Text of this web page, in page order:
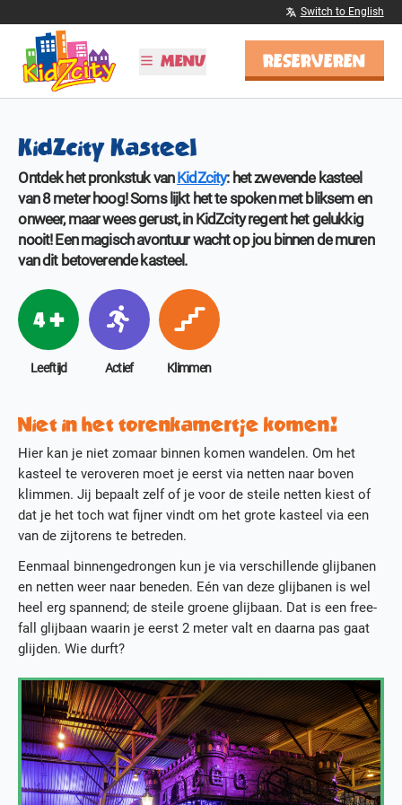
Switch to English
MENU
Tijden & Tarieven
Kinderfeestjes
Schoolreisjes
Vier Sinterklaas!
BSO
Informatie
Attracties
Kleurplaten
Actueel
Contact
Werken bij KidZcity
Stage bij KidZcity
Actie
RESERVEREN
KidZcity Kasteel
Ontdek het pronkstuk vanKidZcity: het zwevende kasteel
van 8 meter hoog! Soms lijkt het te spoken met bliksem en
onweer, maar wees gerust, in KidZcity regent het gelukkig
nooit! Een magisch avontuur wacht op jou binnen de muren
van dit betoverende kasteel.
4 +
Leeftijd Actief Klimmen
Niet in het torenkamertje komen!
Hier kan je niet zomaar binnen komen wandelen. Om het
kasteel te veroveren moet je eerst via netten naar boven
klimmen. Jij bepaalt zelf of je voor de steile netten kiest of
dat je het toch wat fijner vindt om het grote kasteel via een
van de zijtorens te betreden.
Eenmaal binnengedrongen kun je via verschillende glijbanen
en netten weer naar beneden. Eén van deze glijbanen is wel
heel erg spannend; de steile groene glijbaan. Dat is een free-
fall glijbaan waarin je eerst 2 meter valt en daarna pas gaat
glijden. Wie durft?